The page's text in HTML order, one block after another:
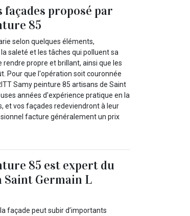
proposé par
85
selon quelques éléments,
saleté et les tâches qui polluent sa
propre et brillant, ainsi que les
Pour que l'opération soit couronnée
Samy peinture 85 artisans de Saint
années d'expérience pratique en la
et vos façades redeviendront à leur
facture généralement un prix
85 est expert du
Saint Germain L
façade peut subir d’importants